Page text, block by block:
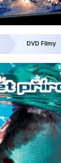
DVD Filmy